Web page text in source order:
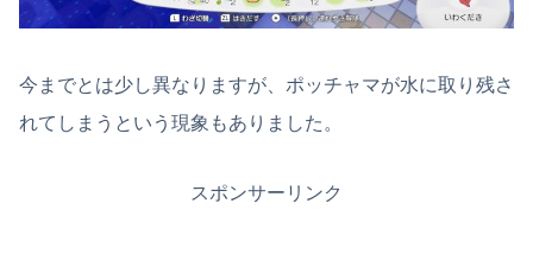
今までとは少し異なりますが、ポッチャマが水に取り残さ
れてしまうという現象もありました。
スポンサーリンク